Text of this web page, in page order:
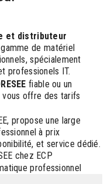
et distributeur
de matériel
spécialement
professionels IT.
fiable ou un
vous offre des tarifs
propose une large
à prix
et service dédié.
chez ECP